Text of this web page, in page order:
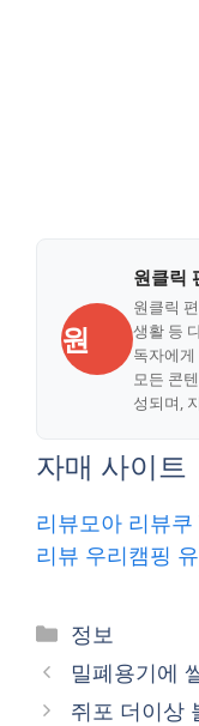
원
원클릭
원클릭
생활 등
독자에
모든 콘
성되며,
자매 사이트
리뷰모아 리뷰쿠
리뷰 우리캠핑
Categories
정보
밀폐용기에
쥐포 더이상